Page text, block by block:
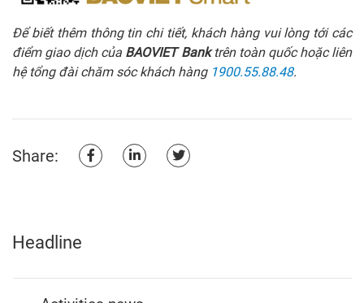
Để biết thêm thông tin chi tiết, khách hàng vui lòng tới các
điểm giao dịch của BAOVIET Banktrên toàn quốc hoặc liên
hệ tổng đài chăm sóc khách hàng 1900.55.88.48.
Share:
Headline